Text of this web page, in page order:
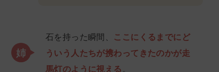
石を持った瞬間、 ここにくるまでにど
ういう人たちが携わってきたのかが走
馬灯のように視える 。